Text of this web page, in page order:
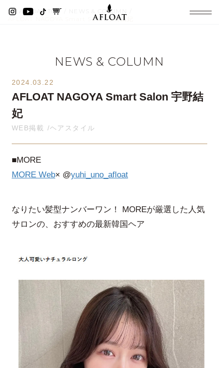
AFLOAT TOP
NEWS & COLUMN
AFLOAT NAGOYA Smart Salon 宇野結妃
NEWS & COLUMN
2024.03.22
AFLOAT NAGOYA Smart Salon 宇野結
妃
WEB掲載 ヘアスタイル
■MORE
MORE Web× @yuhi_uno_afloat
なりたい髪型ナンバーワン！ MOREが厳選した人気
サロンの、おすすめの最新韓国ヘア